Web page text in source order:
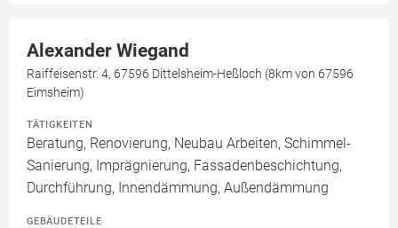
Alexander Wiegand
Raiffeisenstr. 4, 67596 Dittelsheim-Heßloch (8km von 67596
Eimsheim)
TÄTIGKEITEN
Beratung, Renovierung, Neubau Arbeiten, Schimmel-
Sanierung, Imprägnierung, Fassadenbeschichtung,
Durchführung, Innendämmung, Außendämmung
GEBÄUDETEILE